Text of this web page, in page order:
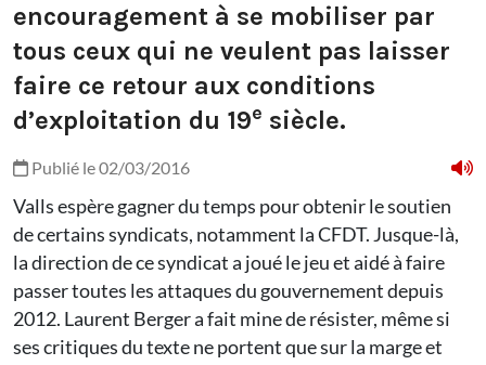
encouragement à se mobiliser par
tous ceux qui ne veulent pas laisser
faire ce retour aux conditions
d’exploitation du 19e siècle.
Publié le 02/03/2016
Valls espère gagner du temps pour obtenir le soutien
de certains syndicats, notamment la CFDT. Jusque-là,
la direction de ce syndicat a joué le jeu et aidé à faire
passer toutes les attaques du gouvernement depuis
2012. Laurent Berger a fait mine de résister, même si
ses critiques du texte ne portent que sur la marge et